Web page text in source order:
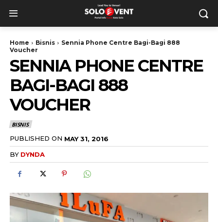
Home Bisnis
Sennia Phone Centre Bagi-Bagi 888
Voucher
SENNIA PHONE CENTRE
BAGI-BAGI 888
VOUCHER
BISNIS
PUBLISHED ON MAY 31, 2016
BY DYNDA